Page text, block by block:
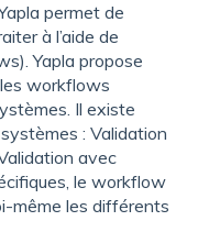
permet de
à l’aide de
Yapla propose
workflows
Il existe
: Validation
avec
le workflow
même les différents